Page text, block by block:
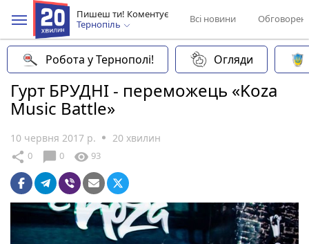
Пишеш ти! Коментує
Тернопіль
Всі новини
Робота у Тернополі! Огляди
Гурт БРУДНІ - переможець «Koza
Music Battle»
10 червня 2017 р. 20 хвилин
share 0 chat_bubble 0 visibility 93